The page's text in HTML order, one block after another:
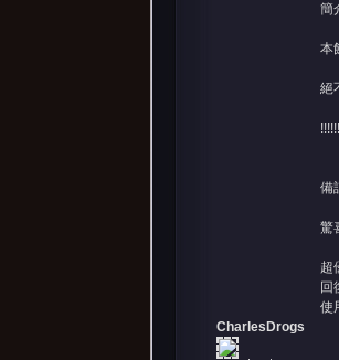
簡
本
絕
備
驚
超
回
使
CharlesDrogs